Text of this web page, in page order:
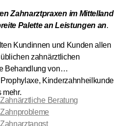
Zahnarztpraxen im Mittelland
Palette an Leistungen an.
Kundinnen und Kunden allen
zahnärztlichen
Behandlung von
Kinderzahnheilkunde
mehr.
Zahnärztliche Beratung
Zahnprobleme
Zahnarztangst